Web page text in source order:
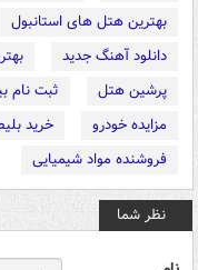
بهترین هتل های استانبول
دانلود آهنگ جدید
پرشین هتل
ثبت نام
مزایده خودرو
خرید
فروشنده مواد شیمیایی
نظر شما